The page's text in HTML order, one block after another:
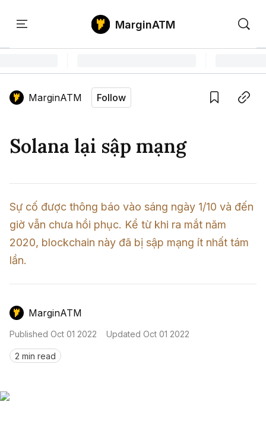
Home
Tin Tức Bitcoin
Tin Tức Altcoin
Tin Tức Thị Trường
ATM Analytics
Phân Tích Ethereum
Phân Tích Thị Trường
Kiến Thức
Thuật Ngữ Cơ Bản
Kiến Thức Tổng Hợp
Công Cụ Đầu Tư
Học PTKT
Chỉ Báo Kỹ Thuật
Săn Gem
MarginATM
MarginATM Follow
Solana lại sập mạng
Sự cố được thông báo vào sáng ngày 1/10 và đến
giờ vẫn chưa hồi phục. Kể từ khi ra mắt năm
2020, blockchain này đã bị sập mạng ít nhất tám
lần.
MarginATM
Published Oct 01 2022 Updated Oct 01 2022
2 min read